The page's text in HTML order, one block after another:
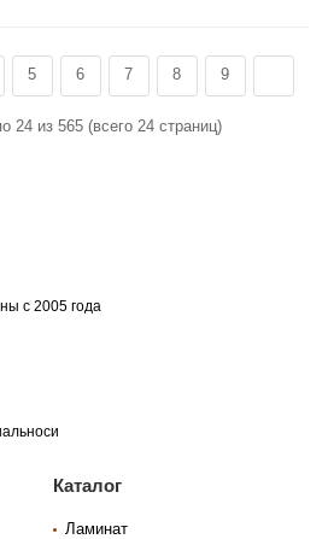
5 6 7 8 9
24 из 565 (всего 24 страниц)
с 2005 года
Каталог
Ламинат